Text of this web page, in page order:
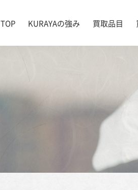
TOP KURAYAの強み 買取品目
時計
ブランド家具